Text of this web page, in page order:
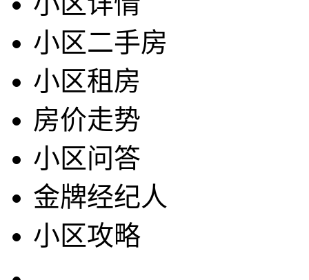
小区二手房
小区租房
房价走势
小区问答
金牌经纪人
小区攻略